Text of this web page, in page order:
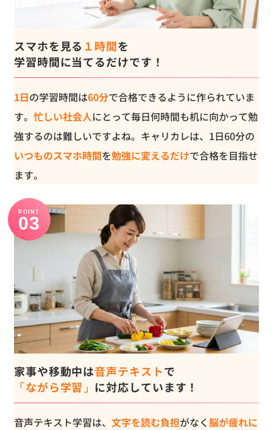
スマホを見る １時間を
学習時間に当てるだけです！
1日の学習時間は60分で合格できるように作られていま
す。 忙しい社会人にとって毎日何時間も机に向かって勉
強するのは難しいですよね。キャリカレは、1日60分の
いつものスマホ時間を勉強に変えるだけで合格を目指せ
ます。
POINT
家事や移動中は音声テキストで
「ながら学習」 に対応しています！
音声テキスト学習は、 文字を読む負担がなく脳が疲れに